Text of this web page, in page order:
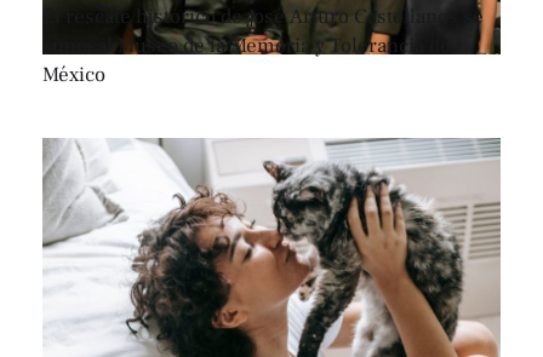
El rescate histórico de José Arturo Castellanos se
suma al Museo de la Memoria y Tolerancia de
México